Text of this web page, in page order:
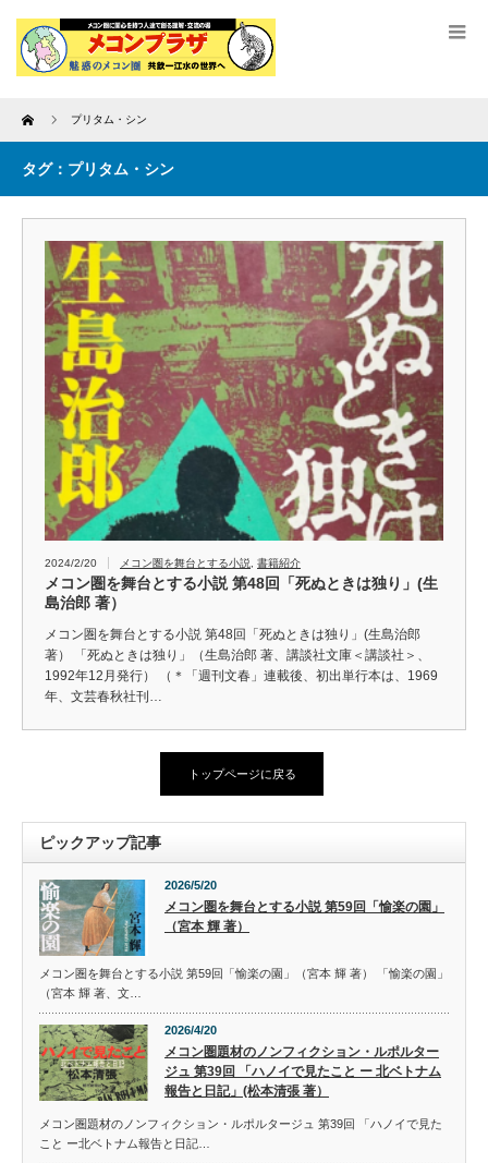
Home プリタム・シン
タグ：プリタム・シン
2024/2/20 メコン圏を舞台とする小説 書籍紹介
メコン圏を舞台とする小説 第48回「死ぬときは独り」(生
島治郎 著）
メコン圏を舞台とする小説 第48回「死ぬときは独り」(生島治郎
著） 「死ぬときは独り」（生島治郎 著、講談社文庫＜講談社＞、
1992年12月発行） （＊「週刊文春」連載後、初出単行本は、1969
年、文芸春秋社刊…
トップページに戻る
ピックアップ記事
2026/5/20
メコン圏を舞台とする小説 第59回「愉楽の園」
（宮本 輝 著）
メコン圏を舞台とする小説 第59回「愉楽の園」（宮本 輝 著） 「愉楽の園」
（宮本 輝 著、文…
2026/4/20
メコン圏題材のノンフィクション・ルポルター
ジュ 第39回 「ハノイで見たこと ー 北ベトナム
報告と日記」(松本清張 著）
メコン圏題材のノンフィクション・ルポルタージュ 第39回 「ハノイで見た
こと ー北ベトナム報告と日記…